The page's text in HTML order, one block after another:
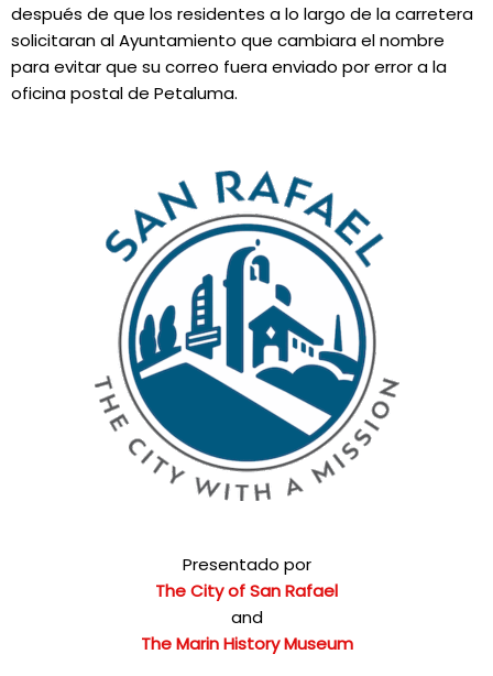
después de que los residentes a lo largo de la carretera
solicitaran al Ayuntamiento que cambiara el nombre
para evitar que su correo fuera enviado por error a la
oficina postal de Petaluma.
Presentado por
The City of San Rafael
and
The Marin History Museum